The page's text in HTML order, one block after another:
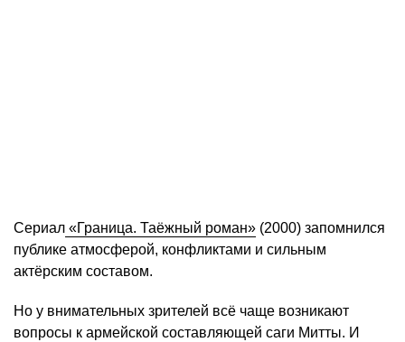
Сериал «Граница. Таёжный роман» (2000) запомнился
публике атмосферой, конфликтами и сильным
актёрским составом.
Но у внимательных зрителей всё чаще возникают
вопросы к армейской составляющей саги Митты. И